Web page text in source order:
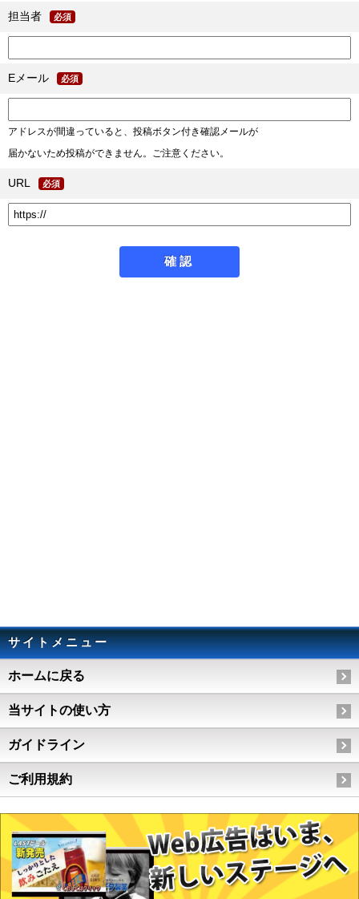
担当者 必須
Eメール 必須
アドレスが間違っていると、投稿ボタン付き確認メールが
届かないため投稿ができません。ご注意ください。
URL 必須
サイトメニュー
ホームに戻る
当サイトの使い方
ガイドライン
ご利用規約